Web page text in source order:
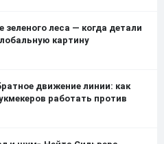
зеленого леса — когда детали
картину
движение линии: как
работать против